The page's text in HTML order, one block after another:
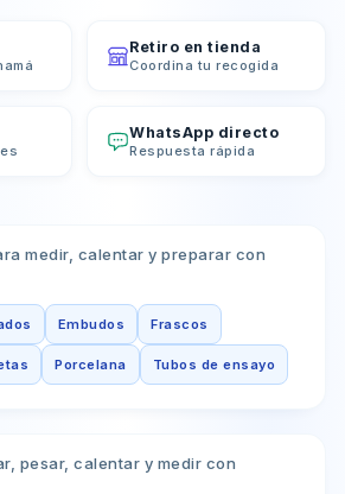
Retiro en tienda
Coordina tu recogida
WhatsApp directo
Respuesta rápida
medir, calentar y preparar con
Embudos Frascos
Porcelana Tubos de ensayo
pesar, calentar y medir con